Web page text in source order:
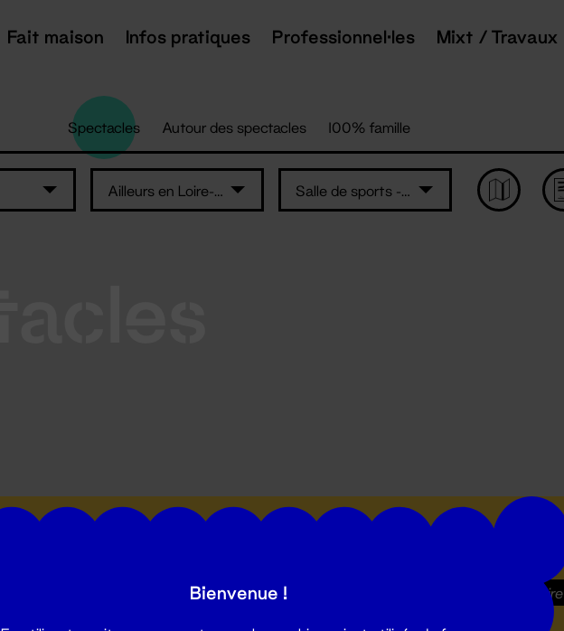
Fait maison Infos pratiques Professionnel·les Mixt / Travaux
Spectacles Autour des spectacles 100% famille
Ailleurs en Loire-Atlantique Salle de sports - Rouans
S'inscrire
Bienvenue !